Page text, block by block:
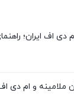
ملامینه و ام دی